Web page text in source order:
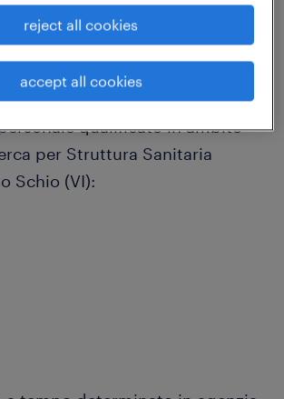
la divisione di
nella ricerca e
qualificato in ambito
per Struttura Sanitaria
Schio (VI):
reject all cookies
accept all cookies